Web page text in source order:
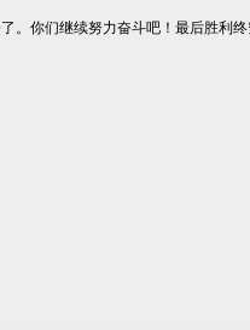
你们继续努力奋斗吧！最后胜利终